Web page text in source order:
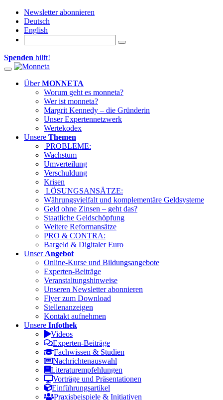
Newsletter abonnieren
Deutsch
English
Spenden hilft!
Toggle
navigation
Über MONNETA
Worum geht es monneta?
Wer ist monneta?
Margrit Kennedy – die Gründerin
Unser Expertennetzwerk
Wertekodex
Unsere Themen
PROBLEME:
Wachstum
Umverteilung
Verschuldung
Krisen
LÖSUNGSANSÄTZE:
Währungsvielfalt und komplementäre Geldsysteme
Geld ohne Zinsen – geht das?
Staatliche Geldschöpfung
Weitere Reformansätze
PRO & CONTRA:
Bargeld & Digitaler Euro
Unser Angebot
Online-Kurse und Bildungsangebote
Experten-Beiträge
Veranstaltungshinweise
Unseren Newsletter abonnieren
Flyer zum Download
Stellenanzeigen
Kontakt aufnehmen
Unsere Infothek
Videos
Experten-Beiträge
Fachwissen & Studien
Nachrichtenauswahl
Literaturempfehlungen
Vorträge und Präsentationen
Einführungsartikel
Praxisbeispiele & Initiativen